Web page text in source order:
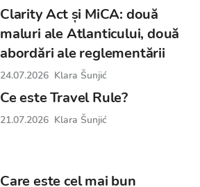
Clarity Act și MiCA: două
maluri ale Atlanticului, două
abordări ale reglementării
24.07.2026 Klara Šunjić
Ce este Travel Rule?
21.07.2026 Klara Šunjić
Care este cel mai bun